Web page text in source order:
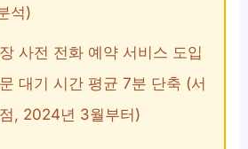
석)
사전 전화 예약 서비스 도입
대기 시간 평균 7분 단축 (서
, 2024년 3월부터)